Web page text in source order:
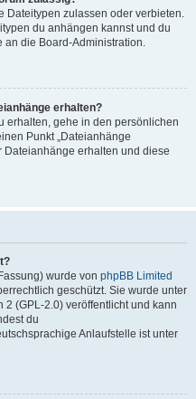
Dateitypen zulassen oder verbieten.
du anhängen kannst und du
an die Board-Administration.
erhalten?
erhalten, gehe in den persönlichen
Punkt „Dateianhänge
Dateianhänge erhalten und diese
wurde von phpBB Limited
geschützt. Sie wurde unter
(GPL-2.0) veröffentlicht und kann
du
Anlaufstelle ist unter